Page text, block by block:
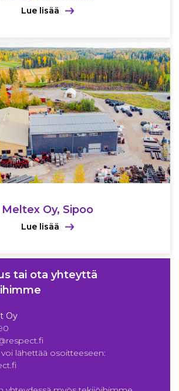
Lue lisää
Meltex Oy, Sipoo
Lue lisää
tai ota yhteyttä
Oy
lähettää osoitteeseen: